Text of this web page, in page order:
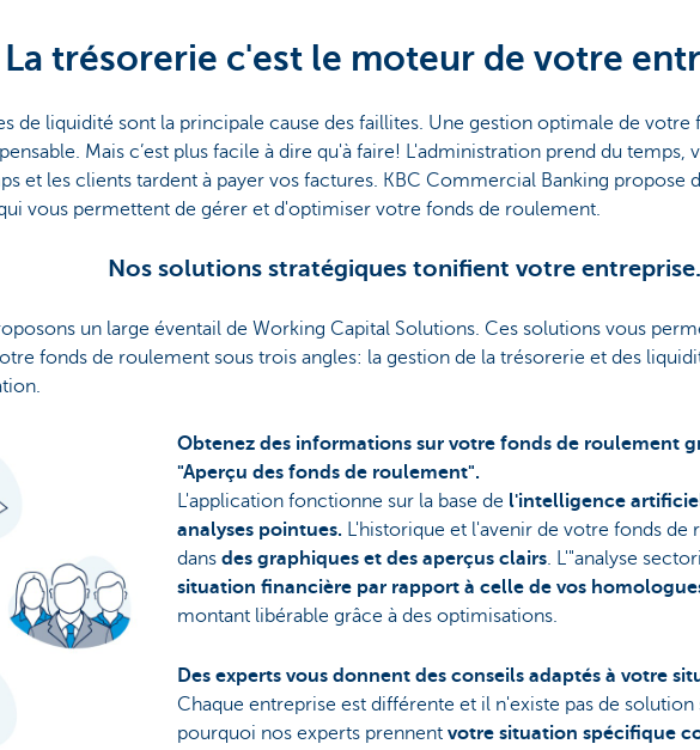
La trésorerie c'est le moteur de votre
de liquidité sont la principale cause des faillites. Une gestion optimale de
Mais c’est plus facile à dire qu'à faire! L'administration prend du temps,
et les clients tardent à payer vos factures. KBC Commercial Banking propose
vous permettent de gérer et d'optimiser votre fonds de roulement.
Nos solutions stratégiques tonifient votre entreprise.
un large éventail de Working Capital Solutions. Ces solutions vous
fonds de roulement sous trois angles: la gestion de la trésorerie et des
Obtenez des informations sur votre fonds de roulement
"Aperçu des fonds de roulement".
L'application fonctionne sur la base de l'intelligence
analyses pointues. L'historique et l'avenir de votre fonds de
dans des graphiques et des aperçus clairs. L'"analyse
situation financière par rapport à celle de vos
montant libérable grâce à des optimisations.
Des experts vous donnent des conseils adaptés à votre
Chaque entreprise est différente et il n'existe pas de solution
pourquoi nos experts prennentvotre situation spécifique